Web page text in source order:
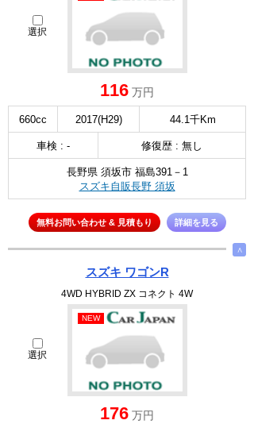
選択
116 万円
660cc 2017(H29) 44.1千Km
車検 : - 修復歴 : 無し
長野県 須坂市 福島391－1
スズキ自販長野 須坂
無料お問い合わせ & 見積もり 詳細を見る
∧
スズキ ワゴンR
4WD HYBRID ZX コネクト 4W
選択
NEW
176 万円